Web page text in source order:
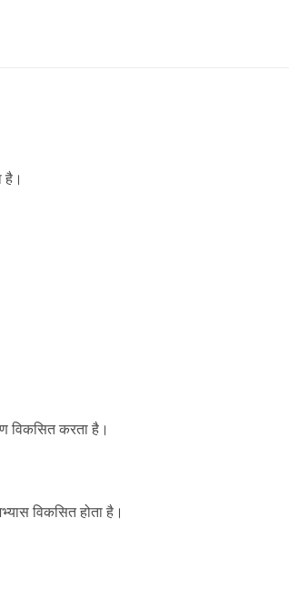
है।
विकसित करता है।
विकसित होता है।